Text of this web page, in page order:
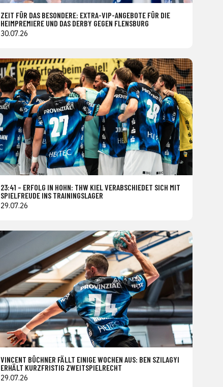
ZEIT FÜR DAS BESONDERE: EXTRA-VIP-ANGEBOTE FÜR DIE
HEIMPREMIERE UND DAS DERBY GEGEN FLENSBURG
30.07.26
23:41 – ERFOLG IN HOHN: THW KIEL VERABSCHIEDET SICH MIT
SPIELFREUDE INS TRAININGSLAGER
29.07.26
VINCENT BÜCHNER FÄLLT EINIGE WOCHEN AUS: BEN SZILAGYI
ERHÄLT KURZFRISTIG ZWEITSPIELRECHT
29.07.26